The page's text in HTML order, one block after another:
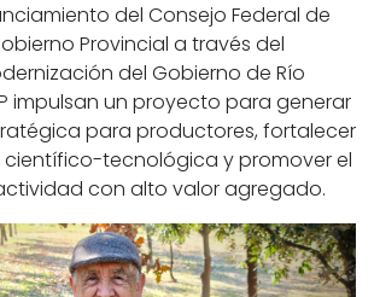
del Consejo Federal de
Provincial a través del
del Gobierno de Río
impulsan un proyecto para generar
para productores, fortalecer
tecnológica y promover el
con alto valor agregado.